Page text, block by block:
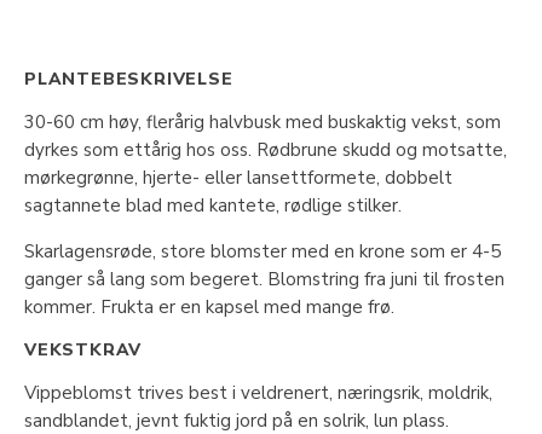
PLANTEBESKRIVELSE
30-60 cm høy, flerårig halvbusk med buskaktig vekst, som
dyrkes som ettårig hos oss. Rødbrune skudd og motsatte,
mørkegrønne, hjerte- eller lansettformete, dobbelt
sagtannete blad med kantete, rødlige stilker.
Skarlagensrøde, store blomster med en krone som er 4-5
ganger så lang som begeret. Blomstring fra juni til frosten
kommer. Frukta er en kapsel med mange frø.
VEKSTKRAV
Vippeblomst trives best i veldrenert, næringsrik, moldrik,
sandblandet, jevnt fuktig jord på en solrik, lun plass.